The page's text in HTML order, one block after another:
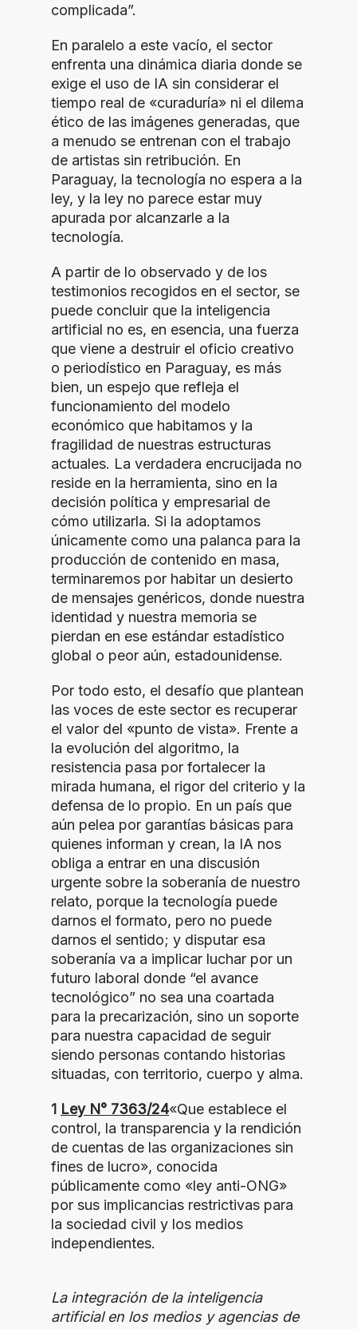
complicada”.
En paralelo a este vacío, el sector
enfrenta una dinámica diaria donde se
exige el uso de IA sin considerar el
tiempo real de «curaduría» ni el dilema
ético de las imágenes generadas, que
a menudo se entrenan con el trabajo
de artistas sin retribución. En
Paraguay, la tecnología no espera a la
ley, y la ley no parece estar muy
apurada por alcanzarle a la
tecnología.
A partir de lo observado y de los
testimonios recogidos en el sector, se
puede concluir que la inteligencia
artificial no es, en esencia, una fuerza
que viene a destruir el oficio creativo
o periodístico en Paraguay, es más
bien, un espejo que refleja el
funcionamiento del modelo
económico que habitamos y la
fragilidad de nuestras estructuras
actuales. La verdadera encrucijada no
reside en la herramienta, sino en la
decisión política y empresarial de
cómo utilizarla. Si la adoptamos
únicamente como una palanca para la
producción de contenido en masa,
terminaremos por habitar un desierto
de mensajes genéricos, donde nuestra
identidad y nuestra memoria se
pierdan en ese estándar estadístico
global o peor aún, estadounidense.
Por todo esto, el desafío que plantean
las voces de este sector es recuperar
el valor del «punto de vista». Frente a
la evolución del algoritmo, la
resistencia pasa por fortalecer la
mirada humana, el rigor del criterio y la
defensa de lo propio. En un país que
aún pelea por garantías básicas para
quienes informan y crean, la IA nos
obliga a entrar en una discusión
urgente sobre la soberanía de nuestro
relato, porque la tecnología puede
darnos el formato, pero no puede
darnos el sentido; y disputar esa
soberanía va a implicar luchar por un
futuro laboral donde “el avance
tecnológico” no sea una coartada
para la precarización, sino un soporte
para nuestra capacidad de seguir
siendo personas contando historias
situadas, con territorio, cuerpo y alma.
1 Ley N° 7363/24«Que establece el
control, la transparencia y la rendición
de cuentas de las organizaciones sin
fines de lucro», conocida
públicamente como «ley anti-ONG»
por sus implicancias restrictivas para
la sociedad civil y los medios
independientes.
La integración de la inteligencia
artificial en los medios y agencias de